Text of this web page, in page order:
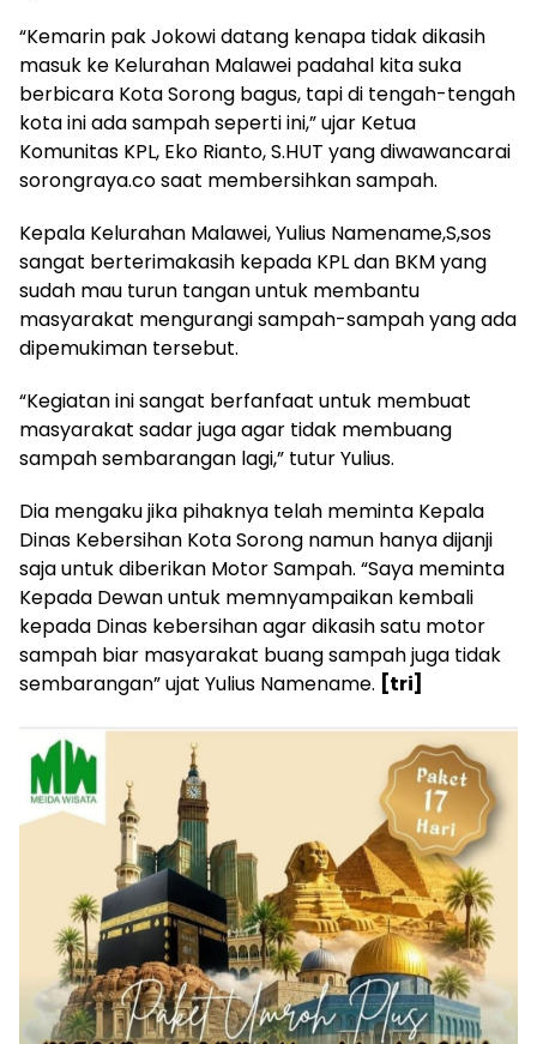
“Kemarin pak Jokowi datang kenapa tidak dikasih
masuk ke Kelurahan Malawei padahal kita suka
berbicara Kota Sorong bagus, tapi di tengah-tengah
kota ini ada sampah seperti ini,” ujar Ketua
Komunitas KPL, Eko Rianto, S.HUT yang diwawancarai
sorongraya.co saat membersihkan sampah.
Kepala Kelurahan Malawei, Yulius Namename,S,sos
sangat berterimakasih kepada KPL dan BKM yang
sudah mau turun tangan untuk membantu
masyarakat mengurangi sampah-sampah yang ada
dipemukiman tersebut.
“Kegiatan ini sangat berfanfaat untuk membuat
masyarakat sadar juga agar tidak membuang
sampah sembarangan lagi,” tutur Yulius.
Dia mengaku jika pihaknya telah meminta Kepala
Dinas Kebersihan Kota Sorong namun hanya dijanji
saja untuk diberikan Motor Sampah. “Saya meminta
Kepada Dewan untuk memnyampaikan kembali
kepada Dinas kebersihan agar dikasih satu motor
sampah biar masyarakat buang sampah juga tidak
sembarangan” ujat Yulius Namename. [tri]